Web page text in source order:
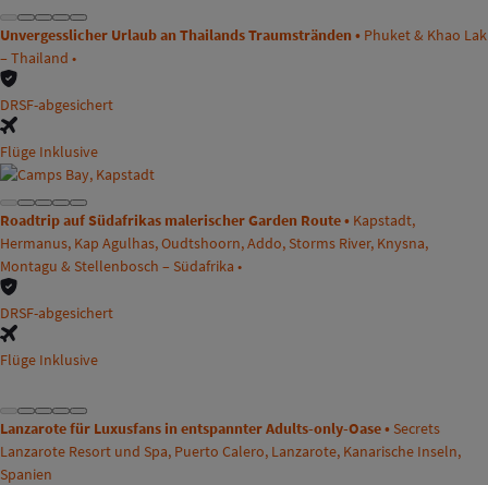
Unvergesslicher Urlaub an Thailands Traumstränden • Phuket & Khao Lak
– Thailand •
DRSF-abgesichert
Flüge Inklusive
Roadtrip auf Südafrikas malerischer Garden Route • Kapstadt,
Hermanus, Kap Agulhas, Oudtshoorn, Addo, Storms River, Knysna,
Montagu & Stellenbosch – Südafrika •
DRSF-abgesichert
Flüge Inklusive
Lanzarote für Luxusfans in entspannter Adults-only-Oase • Secrets
Lanzarote Resort und Spa, Puerto Calero, Lanzarote, Kanarische Inseln,
Spanien